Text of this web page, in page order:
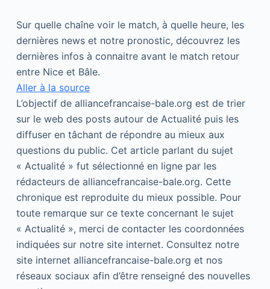
Sur quelle chaîne voir le match, à quelle heure, les
dernières news et notre pronostic, découvrez les
dernières infos à connaitre avant le match retour
entre Nice et Bâle.
Aller à la source
L’objectif de alliancefrancaise-bale.org est de trier
sur le web des posts autour de Actualité puis les
diffuser en tâchant de répondre au mieux aux
questions du public. Cet article parlant du sujet
« Actualité » fut sélectionné en ligne par les
rédacteurs de alliancefrancaise-bale.org. Cette
chronique est reproduite du mieux possible. Pour
toute remarque sur ce texte concernant le sujet
« Actualité », merci de contacter les coordonnées
indiquées sur notre site internet. Consultez notre
site internet alliancefrancaise-bale.org et nos
réseaux sociaux afin d’être renseigné des nouvelles